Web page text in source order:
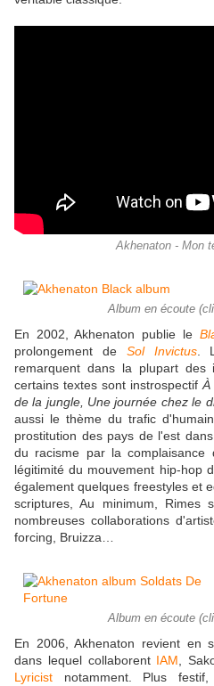
Akhenaton - Mon
Album en écoute
En 2002, Akhenaton publie le
prolongement de Sol Invictus.
remarquent dans la plupart des
certains textes sont instrospectif À
de la jungle, Une journée chez le
aussi le thème du trafic
prostitution des pays de l'est
du racisme par la complaisance
légitimité du mouvement hip-hop
également quelques freestyles et
scriptures, Au minimum, Rimes
nombreuses collaborations
forcing, Bruizza…
Album en écoute
En 2006, Akhenaton revient en
dans lequel collaborent IAM ,
Lyricist notamment. Plus